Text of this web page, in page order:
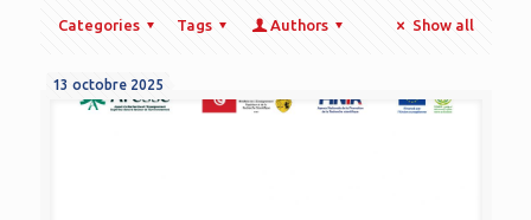
Categories Tags Authors Show all
13 octobre 2025